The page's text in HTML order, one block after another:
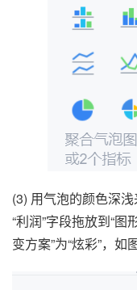
(3) 用气泡的颜色深
“利润”字段拖放到“图
变方案”为“炫彩”，如